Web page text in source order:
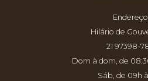
Hilário de
21 97398-
Dom à dom, de
Sáb, de 09h